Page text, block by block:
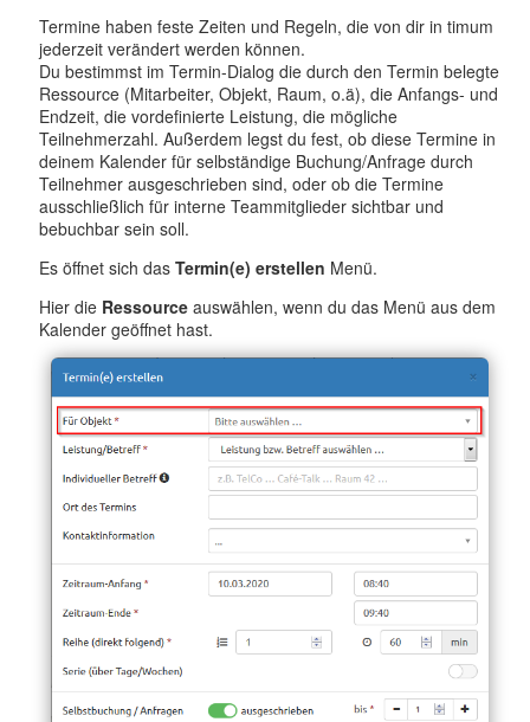
Termine haben feste Zeiten und Regeln, die von dir in timum
jederzeit verändert werden können.
Du bestimmst im Termin-Dialog die durch den Termin belegte
Ressource (Mitarbeiter, Objekt, Raum, o.ä), die Anfangs- und
Endzeit, die vordefinierte Leistung, die mögliche
Teilnehmerzahl. Außerdem legst du fest, ob diese Termine in
deinem Kalender für selbständige Buchung/Anfrage durch
Teilnehmer ausgeschrieben sind, oder ob die Termine
ausschließlich für interne Teammitglieder sichtbar und
bebuchbar sein soll.
Es öffnet sich das Termin(e) erstellen Menü.
Hier die Ressource auswählen, wenn du das Menü aus dem
Kalender geöffnet hast.